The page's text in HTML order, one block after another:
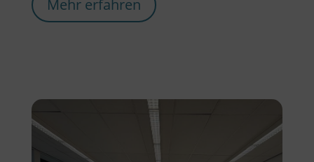
Mehr erfahren